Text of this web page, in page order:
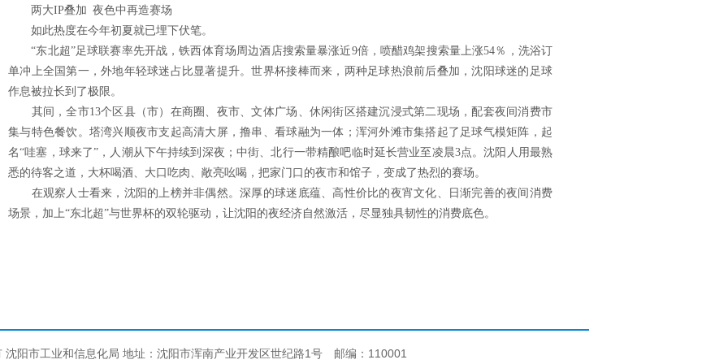
两大IP叠加 夜色中再造赛场
如此热度在今年初夏就已埋下伏笔。
“东北超”足球联赛率先开战，铁西体育场周边酒店搜索量暴涨近9倍，喷醋鸡架搜索量上涨54％，洗浴订
单冲上全国第一，外地年轻球迷占比显著提升。世界杯接棒而来，两种足球热浪前后叠加，沈阳球迷的足球
作息被拉长到了极限。
其间，全市13个区县（市）在商圈、夜市、文体广场、休闲街区搭建沉浸式第二现场，配套夜间消费市
集与特色餐饮。塔湾兴顺夜市支起高清大屏，撸串、看球融为一体；浑河外滩市集搭起了足球气模矩阵，起
名“哇塞，球来了”，人潮从下午持续到深夜；中街、北行一带精酿吧临时延长营业至凌晨3点。沈阳人用最熟
悉的待客之道，大杯喝酒、大口吃肉、敞亮吆喝，把家门口的夜市和馆子，变成了热烈的赛场。
在观察人士看来，沈阳的上榜并非偶然。深厚的球迷底蕴、高性价比的夜宵文化、日渐完善的夜间消费
场景，加上“东北超”与世界杯的双轮驱动，让沈阳的夜经济自然激活，尽显独具韧性的消费底色。
沈阳市工业和信息化局 地址：沈阳市浑南产业开发区世纪路1号 邮编：110001